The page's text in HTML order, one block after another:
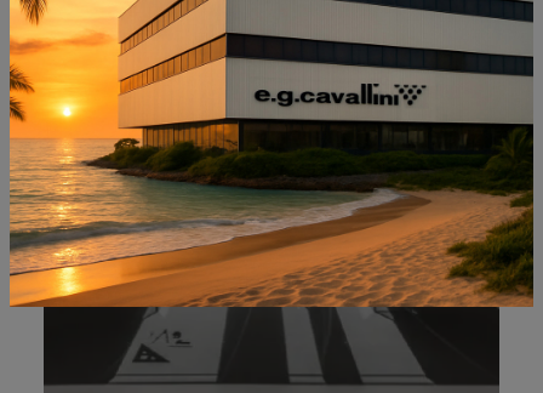
NON PERDERTI ANCHE:
ELEMENTO CRISTALLO E
LEGNO